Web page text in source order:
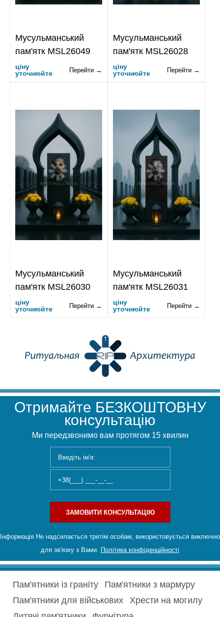
Мусульманський
пам'ятк MSL26049
ціну
уточнюйте
Перейти →
Мусульманський
пам'ятк MSL26028
ціну
уточнюйте
Перейти →
Мусульманський
пам'ятк MSL26030
ціну
уточнюйте
Перейти →
Мусульманський
пам'ятк MSL26031
ціну
уточнюйте
Перейти →
Отримайте БЕЗКОШТОВНУ
консультацію
Ми передзвонимо вам протягом 15 хвилин
ЗАМОВИТИ КОНСУЛЬТАЦІЮ
Інформація Не надсилається третім особам, використовується виключно
для зв'язку з Вами. Політика конфіденційності
Пам'ятники із граніту
Пам'ятники з мармуру
Пам'ятники для військових
Хрести на могилу